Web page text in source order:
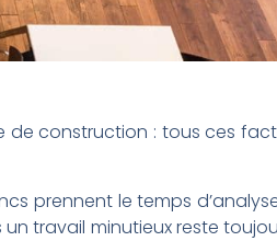
de construction : tous ces
prennent le temps
travail minutieux reste